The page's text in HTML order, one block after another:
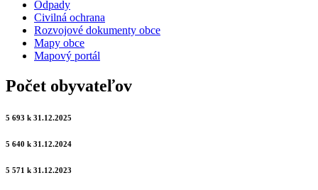
Odpady
Civilná ochrana
Rozvojové dokumenty obce
Mapy obce
Mapový portál
Počet obyvateľov
5 693 k 31.12.2025
5 640 k 31.12.2024
5 571 k 31.12.2023